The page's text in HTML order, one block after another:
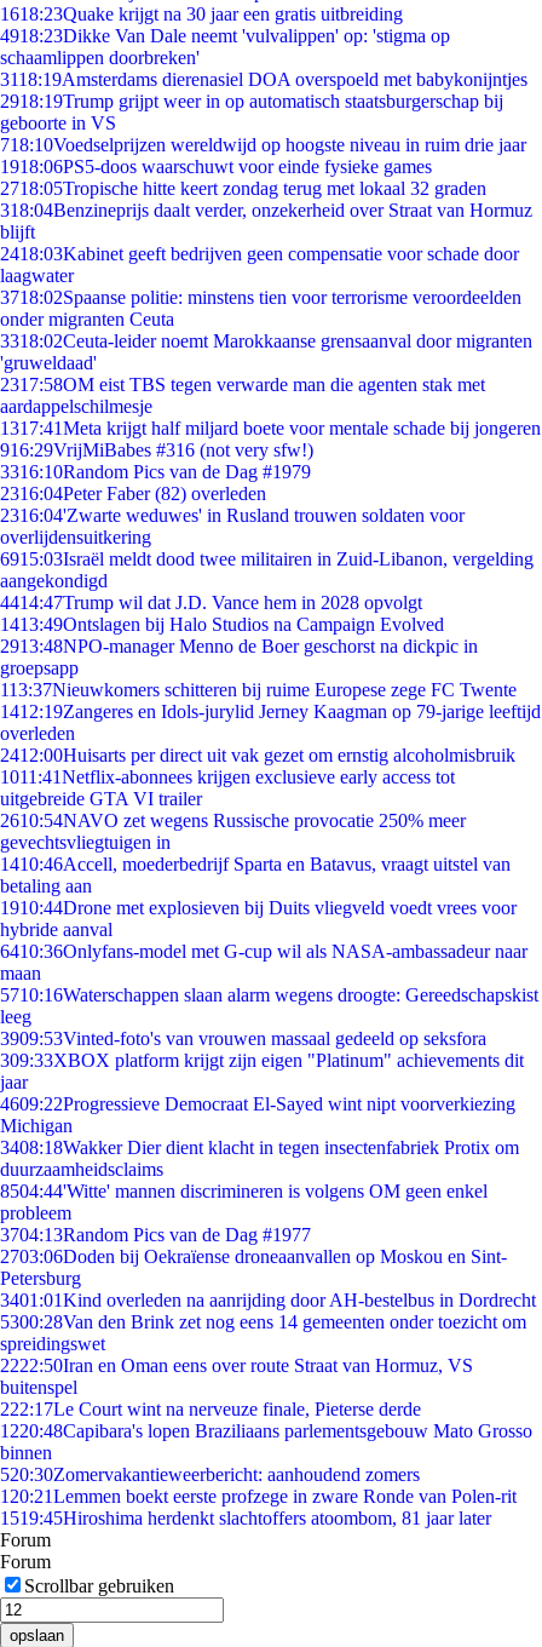
1618:23Quake krijgt na 30 jaar een gratis uitbreiding
4918:23Dikke Van Dale neemt 'vulvalippen' op: 'stigma op
schaamlippen doorbreken'
3118:19Amsterdams dierenasiel DOA overspoeld met babykonijntjes
2918:19Trump grijpt weer in op automatisch staatsburgerschap bij
geboorte in VS
718:10Voedselprijzen wereldwijd op hoogste niveau in ruim drie jaar
1918:06PS5-doos waarschuwt voor einde fysieke games
2718:05Tropische hitte keert zondag terug met lokaal 32 graden
318:04Benzineprijs daalt verder, onzekerheid over Straat van Hormuz
blijft
2418:03Kabinet geeft bedrijven geen compensatie voor schade door
laagwater
3718:02Spaanse politie: minstens tien voor terrorisme veroordeelden
onder migranten Ceuta
3318:02Ceuta-leider noemt Marokkaanse grensaanval door migranten
'gruweldaad'
2317:58OM eist TBS tegen verwarde man die agenten stak met
aardappelschilmesje
1317:41Meta krijgt half miljard boete voor mentale schade bij jongeren
916:29VrijMiBabes #316 (not very sfw!)
3316:10Random Pics van de Dag #1979
2316:04Peter Faber (82) overleden
2316:04'Zwarte weduwes' in Rusland trouwen soldaten voor
overlijdensuitkering
6915:03Israël meldt dood twee militairen in Zuid-Libanon, vergelding
aangekondigd
4414:47Trump wil dat J.D. Vance hem in 2028 opvolgt
1413:49Ontslagen bij Halo Studios na Campaign Evolved
2913:48NPO-manager Menno de Boer geschorst na dickpic in
groepsapp
113:37Nieuwkomers schitteren bij ruime Europese zege FC Twente
1412:19Zangeres en Idols-jurylid Jerney Kaagman op 79-jarige leeftijd
overleden
2412:00Huisarts per direct uit vak gezet om ernstig alcoholmisbruik
1011:41Netflix-abonnees krijgen exclusieve early access tot
uitgebreide GTA VI trailer
2610:54NAVO zet wegens Russische provocatie 250% meer
gevechtsvliegtuigen in
1410:46Accell, moederbedrijf Sparta en Batavus, vraagt uitstel van
betaling aan
1910:44Drone met explosieven bij Duits vliegveld voedt vrees voor
hybride aanval
6410:36Onlyfans-model met G-cup wil als NASA-ambassadeur naar
maan
5710:16Waterschappen slaan alarm wegens droogte: Gereedschapskist
leeg
3909:53Vinted-foto's van vrouwen massaal gedeeld op seksfora
309:33XBOX platform krijgt zijn eigen "Platinum" achievements dit
jaar
4609:22Progressieve Democraat El-Sayed wint nipt voorverkiezing
Michigan
3408:18Wakker Dier dient klacht in tegen insectenfabriek Protix om
duurzaamheidsclaims
8504:44'Witte' mannen discrimineren is volgens OM geen enkel
probleem
3704:13Random Pics van de Dag #1977
2703:06Doden bij Oekraïense droneaanvallen op Moskou en Sint-
Petersburg
3401:01Kind overleden na aanrijding door AH-bestelbus in Dordrecht
5300:28Van den Brink zet nog eens 14 gemeenten onder toezicht om
spreidingswet
2222:50Iran en Oman eens over route Straat van Hormuz, VS
buitenspel
222:17Le Court wint na nerveuze finale, Pieterse derde
1220:48Capibara's lopen Braziliaans parlementsgebouw Mato Grosso
binnen
520:30Zomervakantieweerbericht: aanhoudend zomers
1 20:21Lemmen boekt eerste profzege in zware Ronde van Polen-rit
1519:45Hiroshima herdenkt slachtoffers atoombom, 81 jaar later
Forum
Forum
Scrollbar gebruiken
opslaan